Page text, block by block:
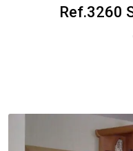
Ref.3260